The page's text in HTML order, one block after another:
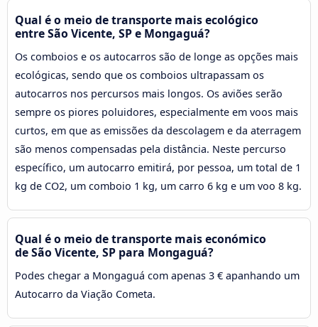
Qual é o meio de transporte mais ecológico
entre São Vicente, SP e Mongaguá?
Os comboios e os autocarros são de longe as opções mais
ecológicas, sendo que os comboios ultrapassam os
autocarros nos percursos mais longos. Os aviões serão
sempre os piores poluidores, especialmente em voos mais
curtos, em que as emissões da descolagem e da aterragem
são menos compensadas pela distância. Neste percurso
específico, um autocarro emitirá, por pessoa, um total de 1
kg de CO2, um comboio 1 kg, um carro 6 kg e um voo 8 kg.
Qual é o meio de transporte mais económico
de São Vicente, SP para Mongaguá?
Podes chegar a Mongaguá com apenas 3 € apanhando um
Autocarro da Viação Cometa.